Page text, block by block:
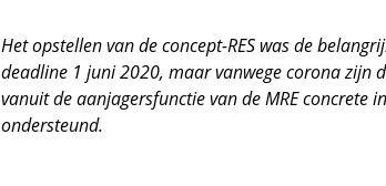
Het opstellen van de concept-RES was de
deadline 1 juni 2020, maar vanwege corona zijn
vanuit de aanjagersfunctie van de MRE concrete
ondersteund.